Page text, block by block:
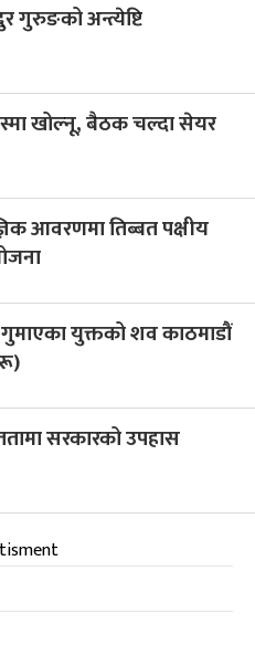
गुरुङको अन्त्येष्टि
खोल्नू, बैठक चल्दा सेयर
आवरणमा तिब्बत पक्षीय
गुमाएका युक्तको शव काठमाडौं
सरकारको उपहास